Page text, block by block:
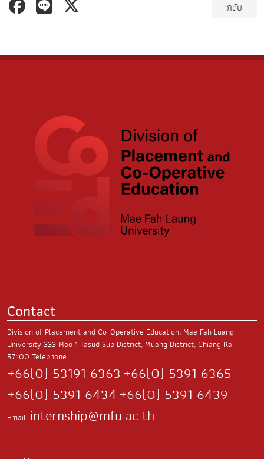
กลับ
Contact
Division of Placement and Co-Operative Education, Mae Fah Luang
University 333 Moo 1 Tasud Sub District, Muang District, Chiang Rai
57100 Telephone.
+66(0) 53191 6363+66(0) 5391 6365
+66(0) 5391 6434+66(0) 5391 6439
Email: internship@mfu.ac.th